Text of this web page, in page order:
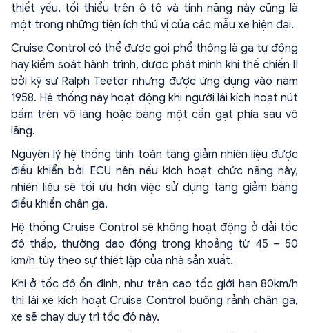
thiết yếu, tối thiểu trên ô tô và tính năng này cũng là
một trong những tiện ích thú vị của các mẫu xe hiện đại.
Cruise Control có thể được gọi phổ thông là ga tự động
hay kiểm soát hành trình, được phát minh khi thế chiến II
bởi kỹ sư Ralph Teetor nhưng được ứng dụng vào năm
1958. Hệ thống này hoạt động khi người lái kích hoạt nút
bấm trên vô lăng hoặc bằng một cần gạt phía sau vô
lăng.
Nguyên lý hệ thống tính toán tăng giảm nhiên liệu được
điều khiển bởi ECU nên nếu kích hoạt chức năng này,
nhiên liệu sẽ tối ưu hơn việc sử dụng tăng giảm bằng
điều khiển chân ga.
Hệ thống Cruise Control sẽ không hoạt động ở dải tốc
độ thấp, thường dao động trong khoảng từ 45 – 50
km/h tùy theo sự thiết lập của nhà sản xuất.
Khi ở tốc độ ổn định, như trên cao tốc giới hạn 80km/h
thì lái xe kích hoạt Cruise Control buông rảnh chân ga,
xe sẽ chạy duy trì tốc độ này.